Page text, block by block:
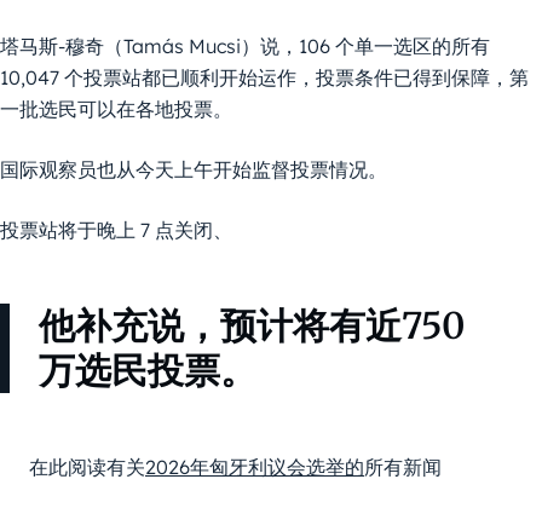
塔马斯-穆奇（Tamás Mucsi）说，106 个单一选区的所有
10,047 个投票站都已顺利开始运作，投票条件已得到保障，第
一批选民可以在各地投票。
国际观察员也从今天上午开始监督投票情况。
投票站将于晚上 7 点关闭、
他补充说，预计将有近750
万选民投票。
在此阅读有关2026年匈牙利议会选举的所有新闻